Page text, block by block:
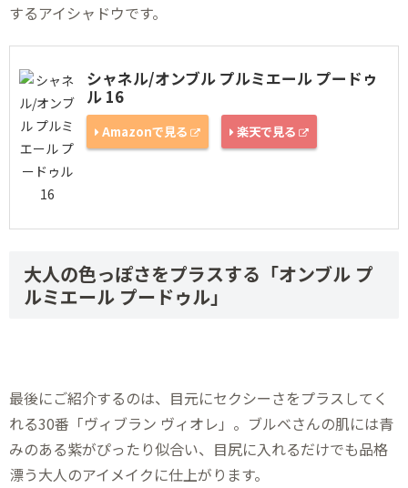
するアイシャドウです。
シャネル/オンブル プルミエール プードゥ
ル 16
Amazonで見る 楽天で見る
大人の色っぽさをプラスする「オンブル プ
ルミエール プードゥル」
最後にご紹介するのは、目元にセクシーさをプラスしてく
れる30番「ヴィブラン ヴィオレ」。ブルベさんの肌には青
みのある紫がぴったり似合い、目尻に入れるだけでも品格
漂う大人のアイメイクに仕上がります。